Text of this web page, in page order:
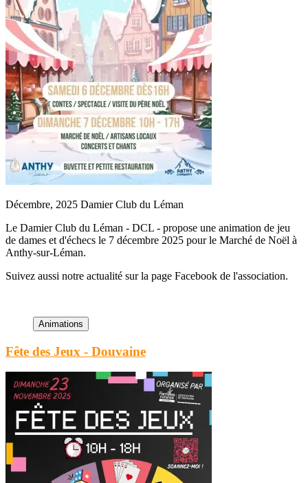
Décembre, 2025 Damier Club du Léman
Le Damier Club du Léman - DCL - propose une animation de jeu
de dames et d'échecs le 7 décembre 2025 pour le Marché de Noël à
Anthy-sur-Léman.
Suivez aussi notre actualité sur la page Facebook de l'association.
Fête des Jeux - Douvaine